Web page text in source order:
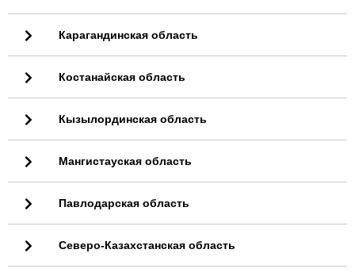
Карагандинская область
Костанайская область
Кызылординская область
Мангистауская область
Павлодарская область
Северо-Казахстанская область